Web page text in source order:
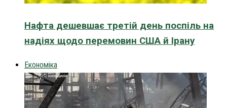
Нафта дешевшає третій день поспіль на
надіях щодо перемовин США й Ірану
Економіка